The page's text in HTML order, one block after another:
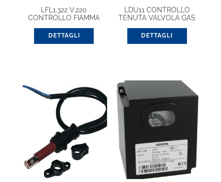
LFL1.322 V.220
CONTROLLO FIAMMA
DETTAGLI
LDU11 CONTROLLO
TENUTA VALVOLA GAS
DETTAGLI